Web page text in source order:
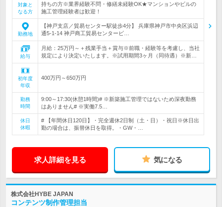
対象と
なる方
持ちの方※業界経験不問・修繕未経験OK★マンションやビルの
施工管理経験者は歓迎！
勤務地
【神戸支店／貿易センター駅徒歩4分】 兵庫県神戸市中央区浜辺
通5-1-14 神戸商工貿易センタービ…
給与
月給：25万円～＋残業手当＋賞与※前職・経験等を考慮し、当社
規定により決定いたします。※試用期間3ヶ月（同待遇）※新…
初年度
年収
400万円～650万円
勤務
時間
9:00～17:30(休憩1時間)# ※新築施工管理ではないため深夜勤務
はありません# ※実働7.5…
休日
休暇
# 【年間休日120日】・完全週休2日制（土・日）・祝日※休日出
勤の場合は、振替休日を取得。・GW・…
求人詳細を見る 気になる
株式会社HYBE JAPAN
コンテンツ制作管理担当